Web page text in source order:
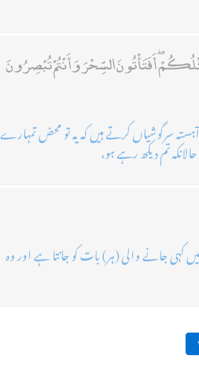
أَفَتَأْتُونَ السِّحْرَ وَأَنْتُمْ تُبْصِرُونَ
سرگوشیاں کرتے ہیں کہ یہ تو محض تمہارے
تم دیکھ رہے ہو،
کہی جانے والی (ہر) بات کو جانتا ہے اور وہ